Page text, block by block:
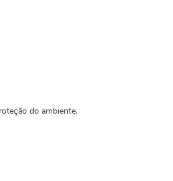
do ambiente.